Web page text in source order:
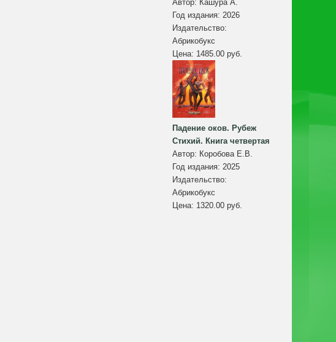
Автор: Кашура А.
Год издания: 2026
Издательство:
Абрикобукс
Цена: 1485.00 руб.
Падение оков. Рубеж
Стихий. Книга четвертая
Автор: Коробова Е.В.
Год издания: 2025
Издательство:
Абрикобукс
Цена: 1320.00 руб.